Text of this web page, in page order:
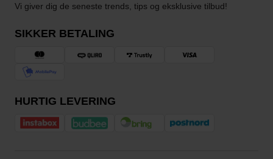
Vi giver dig de seneste trends, tips og eksklusive tilbud!
SIKKER BETALING
HURTIG LEVERING